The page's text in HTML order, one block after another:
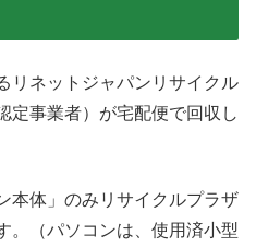
リネットジャパンリサイクル
定事業者）が宅配便で回収し
本体」のみリサイクルプラザ
。（パソコンは、使用済小型